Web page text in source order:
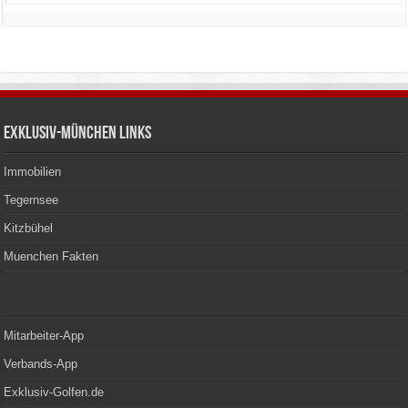
Exklusiv-München Links
Immobilien
Tegernsee
Kitzbühel
Muenchen Fakten
Mitarbeiter-App
Verbands-App
Exklusiv-Golfen.de